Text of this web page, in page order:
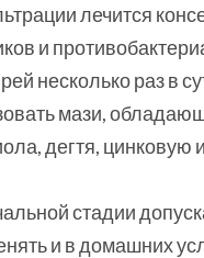
лечится
и
несколько раз в
мази,
дегтя, цинковую
стадии
и в домашних